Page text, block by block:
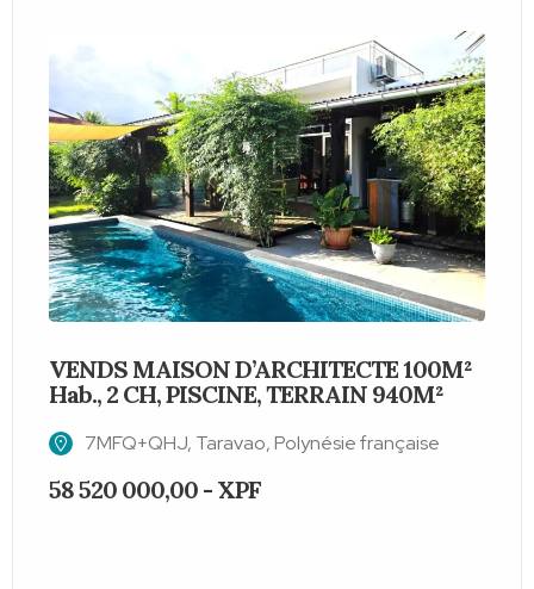
VENDS MAISON D’ARCHITECTE 100M²
Hab., 2 CH, PISCINE, TERRAIN 940M²
7MFQ+QHJ, Taravao, Polynésie française
58 520 000,00 - XPF